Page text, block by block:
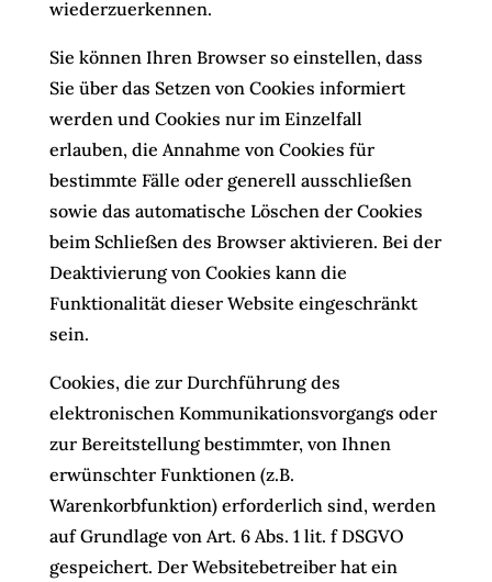
wiederzuerkennen.
Sie können Ihren Browser so einstellen, dass
Sie über das Setzen von Cookies informiert
werden und Cookies nur im Einzelfall
erlauben, die Annahme von Cookies für
bestimmte Fälle oder generell ausschließen
sowie das automatische Löschen der Cookies
beim Schließen des Browser aktivieren. Bei der
Deaktivierung von Cookies kann die
Funktionalität dieser Website eingeschränkt
sein.
Cookies, die zur Durchführung des
elektronischen Kommunikationsvorgangs oder
zur Bereitstellung bestimmter, von Ihnen
erwünschter Funktionen (z.B.
Warenkorbfunktion) erforderlich sind, werden
auf Grundlage von Art. 6 Abs. 1 lit. f DSGVO
gespeichert. Der Websitebetreiber hat ein